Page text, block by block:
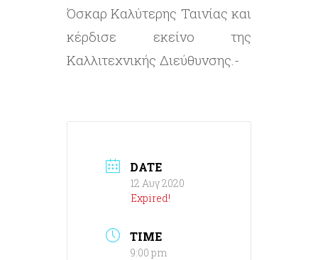
Όσκαρ Καλύτερης Ταινίας και
κέρδισε εκείνο της
Καλλιτεχνικής Διεύθυνσης.-
DATE
12 Αυγ 2020
Expired!
TIME
9:00 pm